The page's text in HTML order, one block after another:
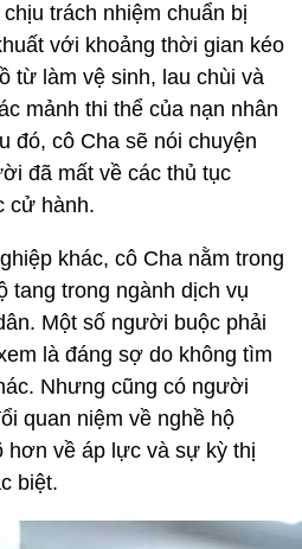
trách nhiệm chuẩn bị
với khoảng thời gian kéo
từ làm vệ sinh, lau chùi và
mảnh thi thể của nạn nhân
đó, cô Cha sẽ nói chuyện
đã mất về các thủ tục
cử hành.
khác, cô Cha nằm trong
tang trong ngành dịch vụ
Một số người buộc phải
là đáng sợ do không tìm
Nhưng cũng có người
quan niệm về nghề hộ
hơn về áp lực và sự kỳ thị
biệt.